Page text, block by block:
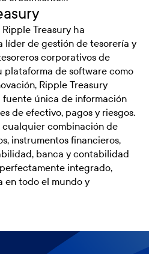
Treasury ha
líder de gestión de tesorería y
corporativos de
plataforma de software como
Ripple Treasury
única de información
de efectivo, pagos y riesgos.
cualquier combinación de
instrumentos financieros,
banca y contabilidad
integrado,
en todo el mundo y